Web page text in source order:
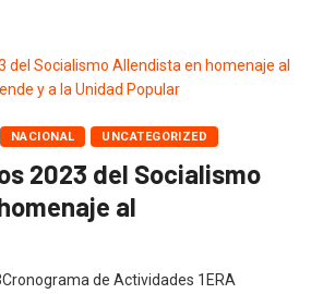
NACIONAL UNCATEGORIZED
2023 del Socialismo
al
de Actividades 1ERA